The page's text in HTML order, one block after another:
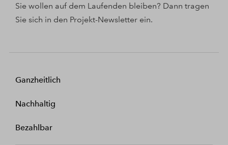
Sie wollen auf dem Laufenden bleiben? Dann tragen
Sie sich in den Projekt-Newsletter ein.
Ganzheitlich
Nachhaltig
Bezahlbar